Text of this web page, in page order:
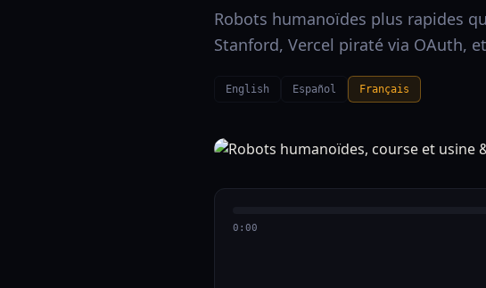
Robots humanoïdes plus rapides
Stanford, Vercel piraté via OAuth,
English Español Français
0:00